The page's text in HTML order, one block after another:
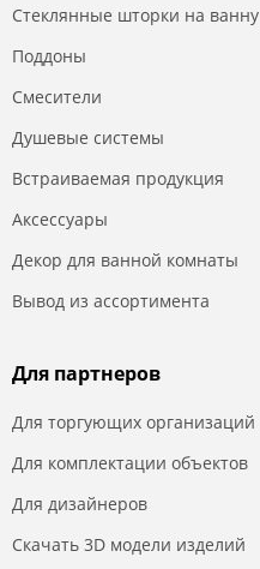
Стеклянные шторки на ванну
Поддоны
Смесители
Душевые системы
Встраиваемая продукция
Аксессуары
Декор для ванной комнаты
Вывод из ассортимента
Для партнеров
Для торгующих организаций
Для комплектации объектов
Для дизайнеров
Скачать 3D модели изделий